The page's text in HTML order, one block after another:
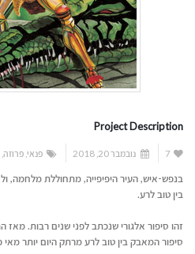
Project Description
7 נובמבר 20, 2018 פנאי ,פרוזה
בנפש-איש, העיר היפיפייה, מתחוללת
בין טוב לרע.
זהו סיפור אלגורי שנכתב לפני שנים רבות.
סיפור המאבק בין טוב לרע מרתק היום יותר